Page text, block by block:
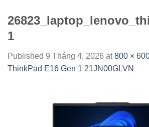
1
Published 9 Tháng 4, 2026 at800 ×
ThinkPad E16 Gen 1 21JN00GLVN